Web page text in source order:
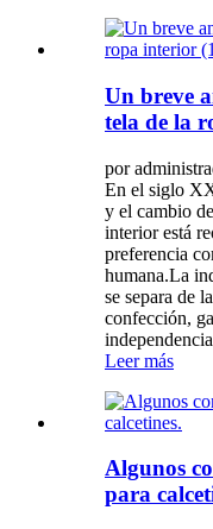
Un breve
tela de la
por
En el siglo
y el cambio
interior está
preferencia
humana.La
se separa de
confección,
Leer más
Algunos
para